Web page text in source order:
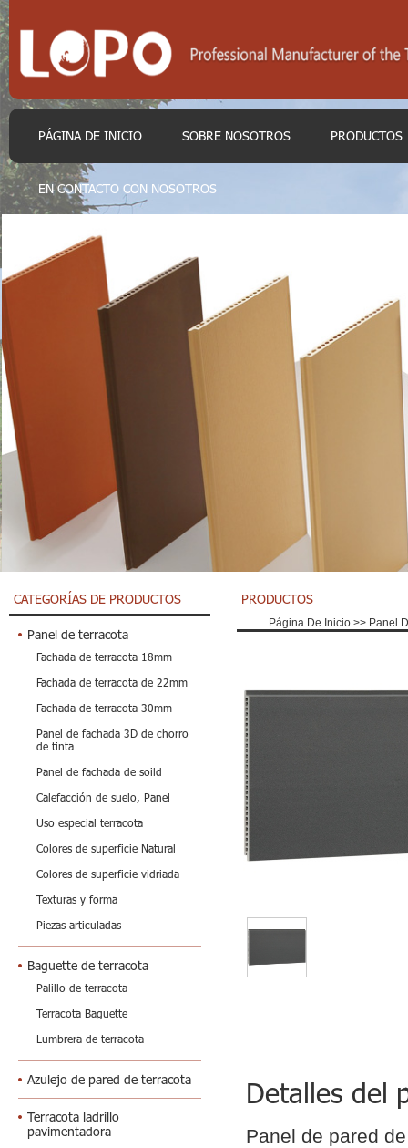
PÁGINA DE INICIO SOBRE NOSOTROS PRODUCTOS
EN CONTACTO CON NOSOTROS
CATEGORÍAS DE PRODUCTOS
Panel de terracota
Fachada de terracota 18mm
Fachada de terracota de 22mm
Fachada de terracota 30mm
Panel de fachada 3D de chorro
de tinta
Panel de fachada de soild
Calefacción de suelo, Panel
Uso especial terracota
Colores de superficie Natural
Colores de superficie vidriada
Texturas y forma
Piezas articuladas
Baguette de terracota
Palillo de terracota
Terracota Baguette
Lumbrera de terracota
Azulejo de pared de terracota
Terracota ladrillo
pavimentadora
PRODUCTOS
Página De Inicio >> Panel
Detalles del
Panel de pared